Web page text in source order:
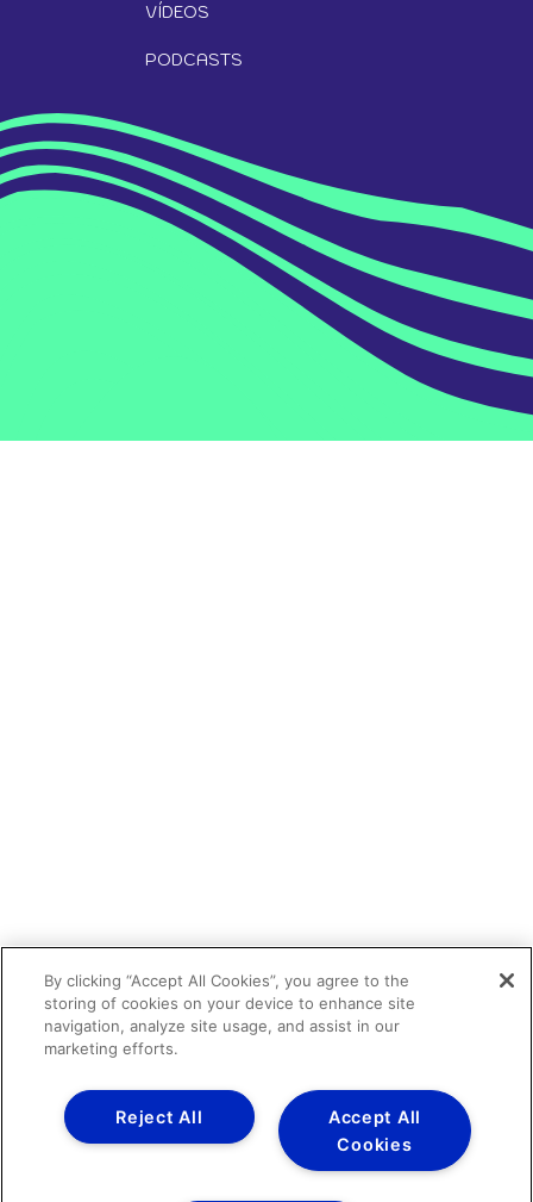
VÍDEOS
PODCASTS
By clicking “Accept All Cookies”, you agree to the
storing of cookies on your device to enhance site
navigation, analyze site usage, and assist in our
marketing efforts.
Accept All
Cookies
Reject All